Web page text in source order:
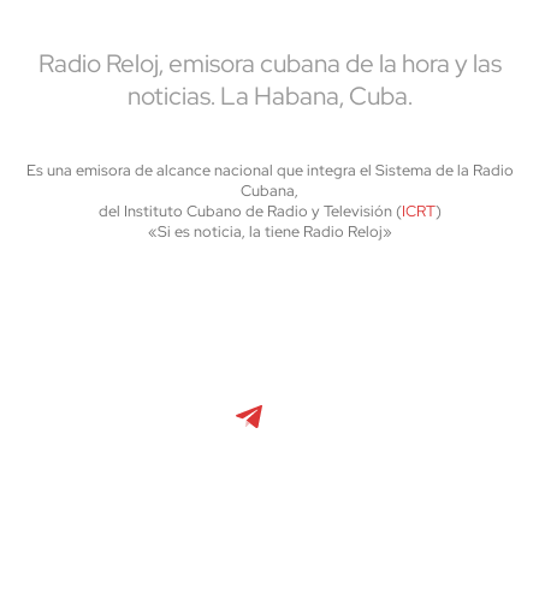
Radio Reloj, emisora cubana de la hora y las
noticias. La Habana, Cuba.
Es una emisora de alcance nacional que integra el Sistema de la Radio
Cubana,
del Instituto Cubano de Radio y Televisión (ICRT)
«Si es noticia, la tiene Radio Reloj»